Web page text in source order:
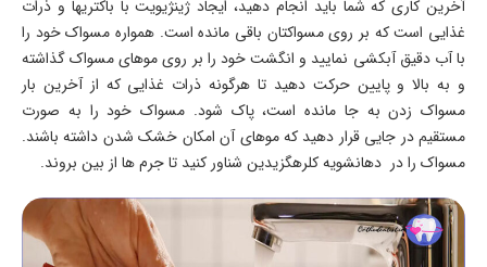
آخرین کاری که شما باید انجام دهید، ایجاد ژینژیویت با باکتری­ها و ذرات
غذایی است که بر روی مسواکتان باقی مانده است. همواره مسواک خود را
با آب دقیق آبکشی نمایید و انگشت خود را بر روی موهای مسواک گذاشته
و به بالا و پایین حرکت دهید تا هرگونه ذرات غذایی که از آخرین بار
مسواک زدن به جا مانده است، پاک شود. مسواک خود را به صورت
مستقیم در جایی قرار دهید که موهای آن امکان خشک شدن داشته باشند.
مسواک را در دهانشویه کلرهگزیدین شناور کنید تا جرم ها از بین بروند.